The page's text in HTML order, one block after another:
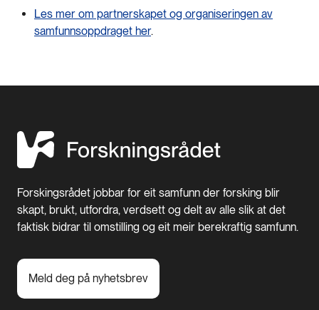
Les mer om partnerskapet og organiseringen av
samfunnsoppdraget her.
Forskingsrådet jobbar for eit samfunn der forsking blir
skapt, brukt, utfordra, verdsett og delt av alle slik at det
faktisk bidrar til omstilling og eit meir berekraftig samfunn.
Meld deg på nyhetsbrev